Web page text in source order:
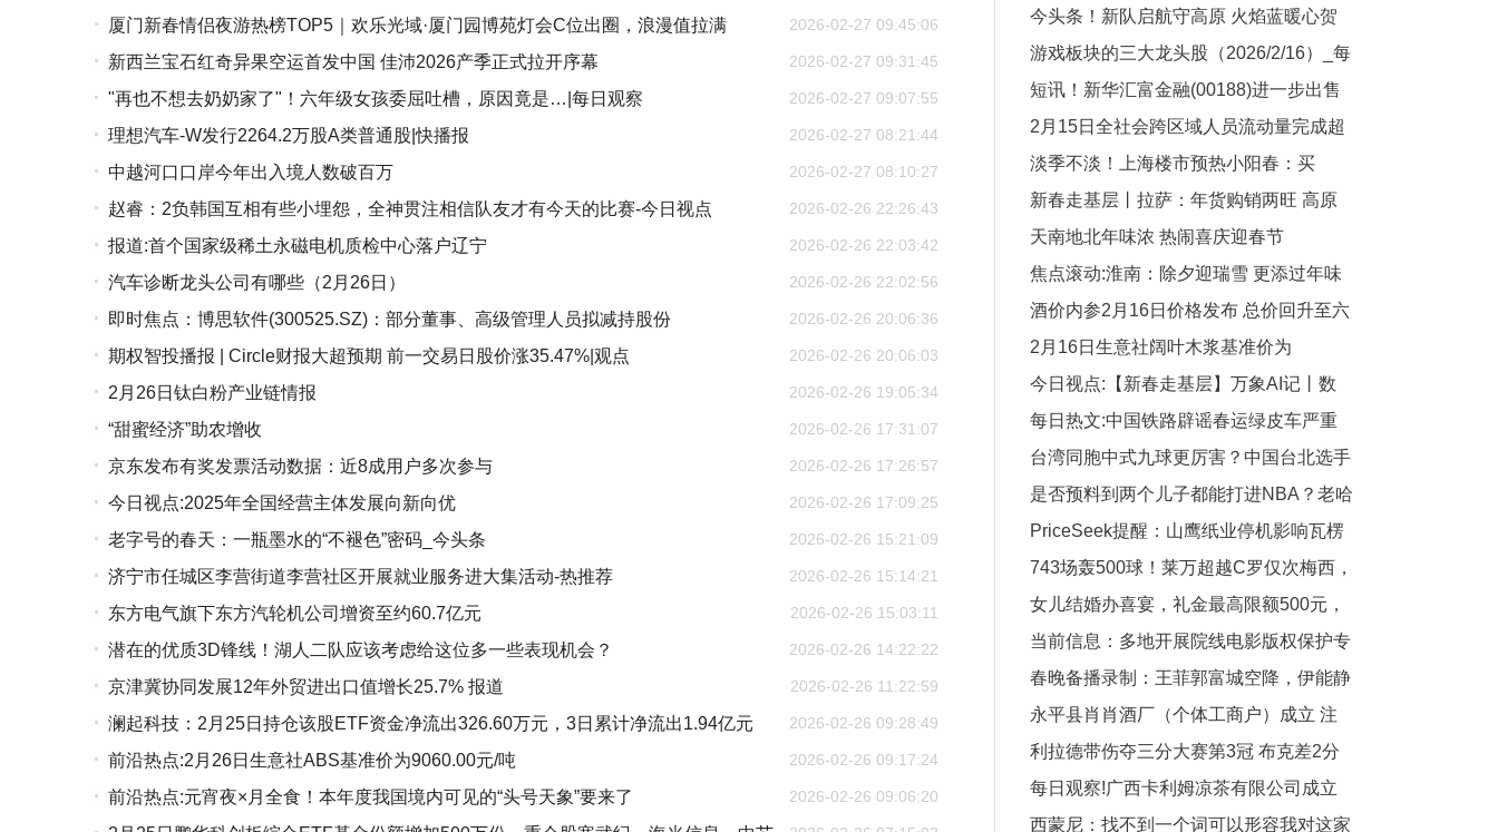
2026-02-27 09:45:06
厦门新春情侣夜游热榜TOP5｜欢乐光域·厦门园博苑灯会C位出圈，浪漫值拉满
2026-02-27 09:31:45
新西兰宝石红奇异果空运首发中国 佳沛2026产季正式拉开序幕
2026-02-27 09:07:55
"再也不想去奶奶家了"！六年级女孩委屈吐槽，原因竟是…|每日观察
2026-02-27 08:21:44
理想汽车-W发行2264.2万股A类普通股|快播报
2026-02-27 08:10:27
中越河口口岸今年出入境人数破百万
2026-02-26 22:26:43
赵睿：2负韩国互相有些小埋怨，全神贯注相信队友才有今天的比赛-今日视点
2026-02-26 22:03:42
报道:首个国家级稀土永磁电机质检中心落户辽宁
2026-02-26 22:02:56
汽车诊断龙头公司有哪些（2月26日）
2026-02-26 20:06:36
即时焦点：博思软件(300525.SZ)：部分董事、高级管理人员拟减持股份
2026-02-26 20:06:03
期权智投播报 | Circle财报大超预期 前一交易日股价涨35.47%|观点
2026-02-26 19:05:34
2月26日钛白粉产业链情报
2026-02-26 17:31:07
“甜蜜经济”助农增收
2026-02-26 17:26:57
京东发布有奖发票活动数据：近8成用户多次参与
2026-02-26 17:09:25
今日视点:2025年全国经营主体发展向新向优
2026-02-26 15:21:09
老字号的春天：一瓶墨水的“不褪色”密码_今头条
2026-02-26 15:14:21
济宁市任城区李营街道李营社区开展就业服务进大集活动-热推荐
2026-02-26 15:03:11
东方电气旗下东方汽轮机公司增资至约60.7亿元
2026-02-26 14:22:22
潜在的优质3D锋线！湖人二队应该考虑给这位多一些表现机会？
2026-02-26 11:22:59
京津冀协同发展12年外贸进出口值增长25.7% 报道
2026-02-26 09:28:49
澜起科技：2月25日持仓该股ETF资金净流出326.60万元，3日累计净流出1.94亿元
2026-02-26 09:17:24
前沿热点:2月26日生意社ABS基准价为9060.00元/吨
2026-02-26 09:06:20
前沿热点:元宵夜×月全食！本年度我国境内可见的“头号天象”要来了
今头条！新队启航守高原 火焰蓝暖心贺
双节——拉萨消防机动支队阿里大队新春
坚守书写阿里新担当
游戏板块的三大龙头股（2026/2/16）_每
日热门
短讯！新华汇富金融(00188)进一步出售
合共14.6万文远知行美国存托股份
2月15日全社会跨区域人员流动量完成超
2.8亿人次
淡季不淡！上海楼市预热小阳春：买
家“看房和出手都更积极”
新春走基层丨拉萨：年货购销两旺 高原
喜迎新年|每日聚焦
天南地北年味浓 热闹喜庆迎春节
焦点滚动:淮南：除夕迎瑞雪 更添过年味
酒价内参2月16日价格发布 总价回升至六
天以来高位 每日热闻
2月16日生意社阔叶木浆基准价为
4600.00元/吨
今日视点:【新春走基层】万象AI记丨数
智+ + +，解锁春运N种新体验
每日热文:中国铁路辟谣春运绿皮车严重
超员
台湾同胞中式九球更厉害？中国台北选手
柯秉逸夺得独牙传奇秦皇岛站冠军，现场
观众向冠军高呼回家过年
是否预料到两个儿子都能打进NBA？老哈
珀：我又不是詹姆斯
PriceSeek提醒：山鹰纸业停机影响瓦楞
纸供应
743场轰500球！莱万超越C罗仅次梅西，
12场冲击莱万神纪录|每日消息
女儿结婚办喜宴，礼金最高限额500元，
当事人：当天来了60多桌客，礼钱超过
500元的都拒收了
当前信息：多地开展院线电影版权保护专
项检查
春晚备播录制：王菲郭富城空降，伊能静
状态引热议，张钧甯惊艳
永平县肖肖酒厂（个体工商户）成立 注
册资本5万人民币 聚焦
利拉德带伤夺三分大赛第3冠 布克差2分
最后三球全丢
每日观察!广西卡利姆凉茶有限公司成立
注册资本50万人民币
西蒙尼：找不到一个词可以形容我对这家